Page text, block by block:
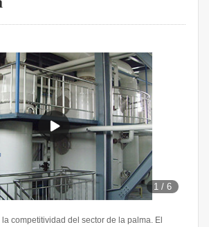
1 /6
competitividad del sector de la palma. El